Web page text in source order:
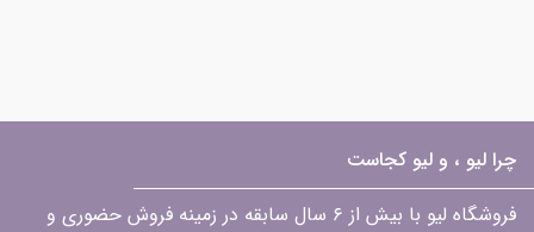
چرا لیو ، و لیو کجاست
فروشگاه لیو با بیش از ۶ سال سابقه در زمینه فروش حضوری و